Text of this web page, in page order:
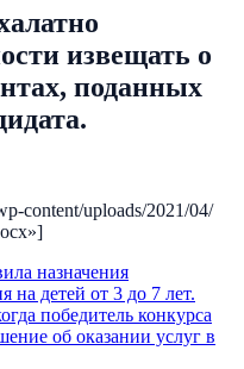
извещать о
поданных
content/uploads/2021/04/
назначения
на детей от 3 до 7 лет.
победитель конкурса
об оказании услуг в